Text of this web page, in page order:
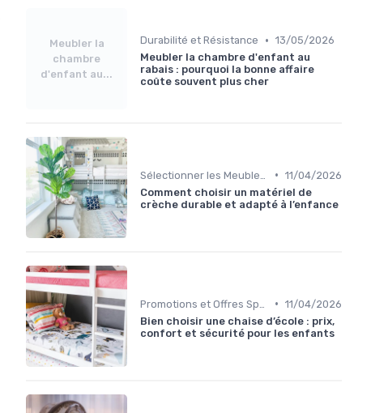
Meubler la
chambre
d'enfant au...
Durabilité et Résistance • 13/05/2026
Meubler la chambre d'enfant au
rabais : pourquoi la bonne affaire
coûte souvent plus cher
• 11/04/2026
Comment choisir un matériel de
crèche durable et adapté à l’enfance
• 11/04/2026
Bien choisir une chaise d’école : prix,
confort et sécurité pour les enfants